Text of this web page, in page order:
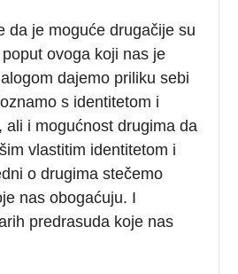
da je moguće drugačije su
ovoga koji nas je
dajemo priliku sebi
s identitetom i
ali i mogućnost drugima da
vlastitim identitetom i
o drugima stečemo
nas obogaćuju. I
predrasuda koje nas